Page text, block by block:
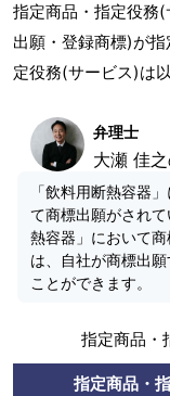
指定商品・指定役務
出願・登録商標)が
定役務(サービス)は
弁理士
大瀬 佳
「飲料用断熱容器
て商標出願がされ
熱容器」において
は、自社が商標出
ことができます。
指定商品・
指定商品・